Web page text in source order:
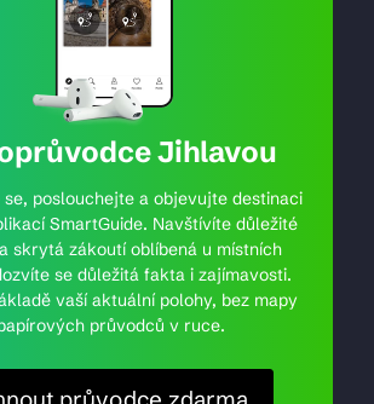
Jihlavou
poslouchejte a objevujte destinaci
SmartGuide. Navštívíte důležité
skrytá zákoutí oblíbená u místních
se důležitá fakta i zajímavosti.
vaší aktuální polohy, bez mapy
průvodců v ruce.